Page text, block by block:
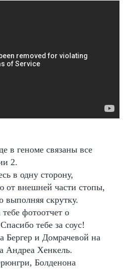
в геноме связаны все
2.
в одну сторону,
от внешней части стопы,
выполняя скрутку.
фотоотчет о
тебе за соус!
Бергер и Домрачевой на
Хенкель.
Болденона